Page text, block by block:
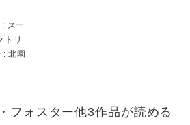
スー
トリ
: 北園
フォスター他3作品が読める